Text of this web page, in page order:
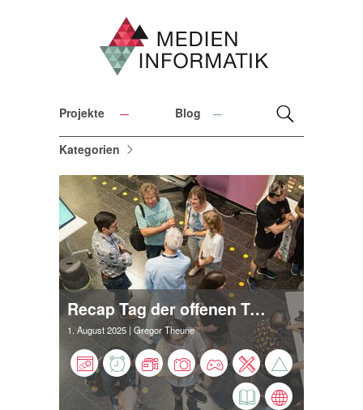
Projekte Blog
Kategorien
Recap Tag der offenen Tür 2025
1. August 2025 | Gregor Theune